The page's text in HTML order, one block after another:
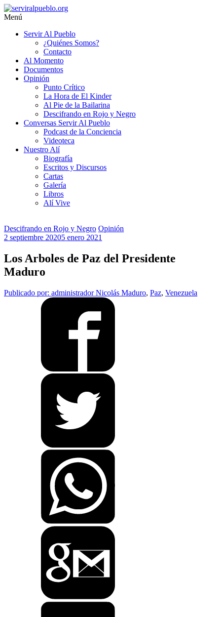
Saltar
al
#SomosServirAlPueblo
Menú
Servir Al Pueblo
¿Quiénes Somos?
Contacto
Al Momento
Documentos
Opinión
Punto Crítico
La Hora de El Kinder
Al Pie de la Bailarina
Descifrando en Rojo y Negro
Conversas Servir Al Pueblo
Podcast de la Conciencia
Videoteca
Nuestro Alí
Biografía
Escritos y Discursos
Cartas
Galería
Libros
Alí Vive
Descifrando en Rojo y Negro Opinión
2 septiembre 20205 enero 2021
Los Arboles de Paz del Presidente
Maduro
Publicado por: administradorNicolás Maduro, Paz, Venezuela